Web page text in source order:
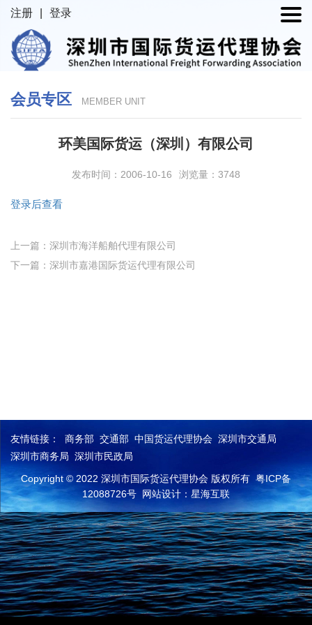
注册 登录
会员专区 MEMBER UNIT
环美国际货运（深圳）有限公司
发布时间：2006-10-16 浏览量：3748
登录后查看
上一篇：深圳市海洋船舶代理有限公司
下一篇：深圳市嘉港国际货运代理有限公司
友情链接： 商务部 交通部 中国货运代理协会 深圳市交通局
深圳市商务局 深圳市民政局
Copyright © 2022 深圳市国际货运代理协会 版权所有 粤ICP备
12088726号 网站设计：星海互联